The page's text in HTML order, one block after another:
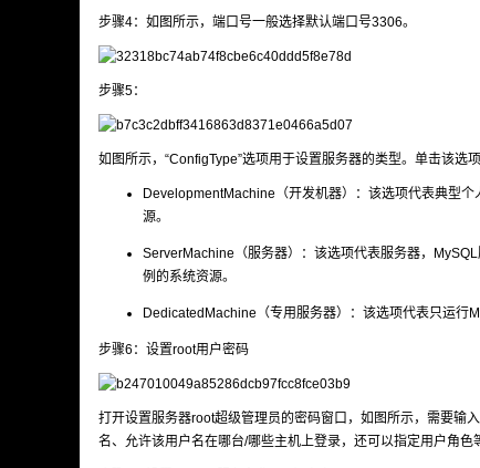
步骤4：如图所示，端口号一般选择默认端口号3306。
步骤5：
如图所示，“ConfigType”选项用于设置服务器的类型。单击该选
DevelopmentMachine（开发机器）：该选项代表典型
源。
ServerMachine（服务器）：该选项代表服务器，
例的系统资源。
DedicatedMachine（专用服务器）：该选项代表只运行
步骤6：设置root用户密码
打开设置服务器root超级管理员的密码窗口，如图所示，需要输
名、允许该用户名在哪台/哪些主机上登录，还可以指定用户角色